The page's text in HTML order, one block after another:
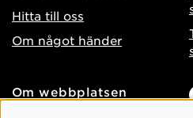
Hitta till oss
Om något händer
Om webbplatsen